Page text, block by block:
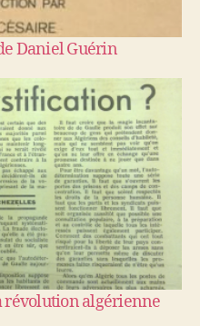
Daniel Guérin
révolution algérienne